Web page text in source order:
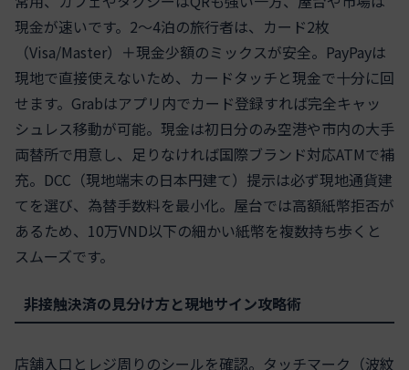
現金が速いです。2〜4泊の旅行者は、カード2枚
（Visa/Master）＋現金少額のミックスが安全。PayPayは
現地で直接使えないため、カードタッチと現金で十分に回
せます。Grabはアプリ内でカード登録すれば完全キャッ
シュレス移動が可能。現金は初日分のみ空港や市内の大手
両替所で用意し、足りなければ国際ブランド対応ATMで補
充。DCC（現地端末の日本円建て）提示は必ず現地通貨建
てを選び、為替手数料を最小化。屋台では高額紙幣拒否が
あるため、10万VND以下の細かい紙幣を複数持ち歩くと
スムーズです。
非接触決済の見分け方と現地サイン攻略術
店舗入口とレジ周りのシールを確認。タッチマーク（波紋